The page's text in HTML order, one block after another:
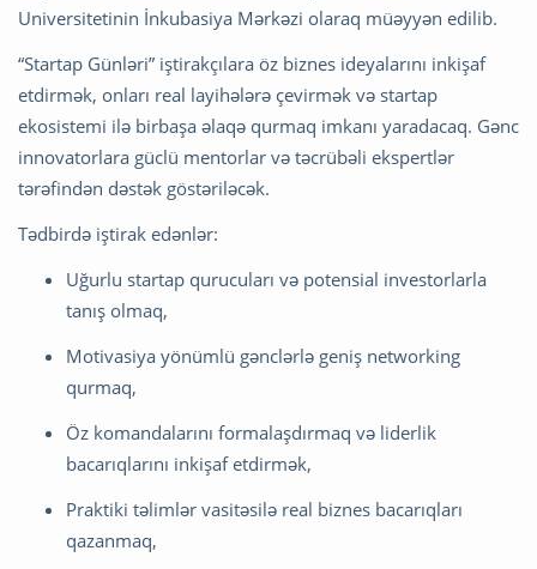
Universitetinin İnkubasiya Mərkəzi olaraq müəyyən edilib.
“Startap Günləri” iştirakçılara öz biznes ideyalarını inkişaf
etdirmək, onları real layihələrə çevirmək və startap
ekosistemi ilə birbaşa əlaqə qurmaq imkanı yaradacaq. Gənc
innovatorlara güclü mentorlar və təcrübəli ekspertlər
tərəfindən dəstək göstəriləcək.
Tədbirdə iştirak edənlər:
Uğurlu startap qurucuları və potensial investorlarla
tanış olmaq,
Motivasiya yönümlü gənclərlə geniş networking
qurmaq,
Öz komandalarını formalaşdırmaq və liderlik
bacarıqlarını inkişaf etdirmək,
Praktiki təlimlər vasitəsilə real biznes bacarıqları
qazanmaq,